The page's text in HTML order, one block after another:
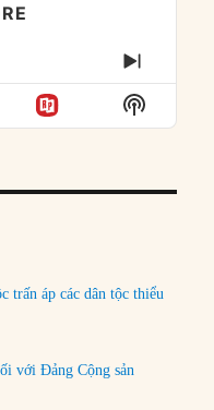
NEXT
Show
Podcast
trấn áp các dân tộc thiểu
với Đảng Cộng sản